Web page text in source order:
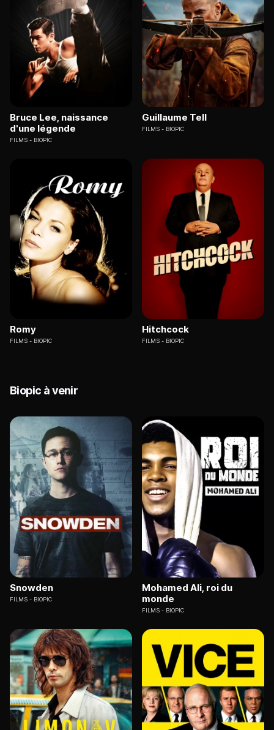
Bruce Lee, naissance
d'une légende
FILMS BIOPIC
Guillaume Tell
FILMS BIOPIC
Romy
FILMS BIOPIC
Hitchcock
FILMS BIOPIC
Biopic à venir
Snowden
FILMS BIOPIC
Mohamed Ali, roi du
monde
FILMS BIOPIC